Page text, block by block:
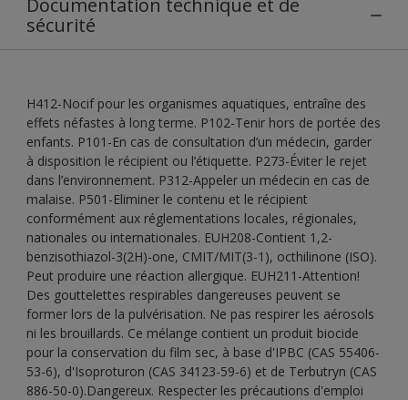
sécurité
H412-Nocif pour les organismes aquatiques, entraîne des
effets néfastes à long terme. P102-Tenir hors de portée des
enfants. P101-En cas de consultation d’un médecin, garder
à disposition le récipient ou l’étiquette. P273-Éviter le rejet
dans l’environnement. P312-Appeler un médecin en cas de
malaise. P501-Eliminer le contenu et le récipient
conformément aux réglementations locales, régionales,
nationales ou internationales. EUH208-Contient 1,2-
benzisothiazol-3(2H)-one, CMIT/MIT(3-1), octhilinone (ISO).
Peut produire une réaction allergique. EUH211-Attention!
Des gouttelettes respirables dangereuses peuvent se
former lors de la pulvérisation. Ne pas respirer les aérosols
ni les brouillards. Ce mélange contient un produit biocide
pour la conservation du film sec, à base d'IPBC (CAS 55406-
53-6), d'Isoproturon (CAS 34123-59-6) et de Terbutryn (CAS
886-50-0).Dangereux. Respecter les précautions d'emploi